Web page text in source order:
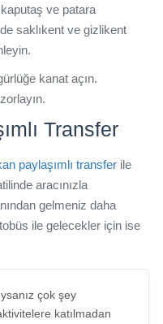
ve patara
saklıkent ve gizlikent
kanat açın.
Transfer
paylaşımlı transfer ile
aracınızla
gelmeniz daha
ile gelecekler için ise
çok şey
katılmadan